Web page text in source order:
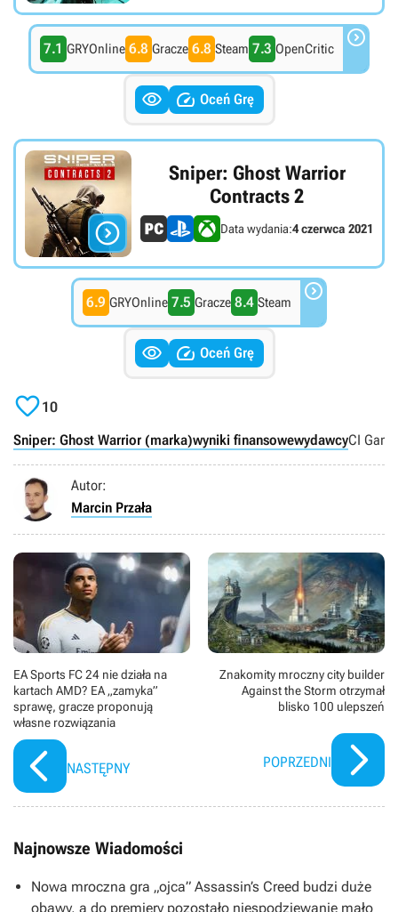
7.1 GRYOnline 6.8 Gracze 6.8 Steam 7.3 OpenCritic 
  Oceń Grę

Sniper: Ghost Warrior
Contracts 2
Data wydania:4 czerwca 2021
6.9 GRYOnline 7.5 Gracze 8.4 Steam 
  Oceń Grę
10
Sniper: Ghost Warrior (marka)wyniki finansowewydawcyCI
Autor:
Marcin Przała
EA Sports FC 24 nie działa na
kartach AMD? EA „zamyka”
sprawę, gracze proponują
własne rozwiązania
NASTĘPNY
Znakomity mroczny city builder
Against the Storm otrzymał
blisko 100 ulepszeń
POPRZEDNI
Najnowsze Wiadomości
Nowa mroczna gra „ojca” Assassin’s Creed budzi duże
obawy, a do premiery pozostało niespodziewanie mało